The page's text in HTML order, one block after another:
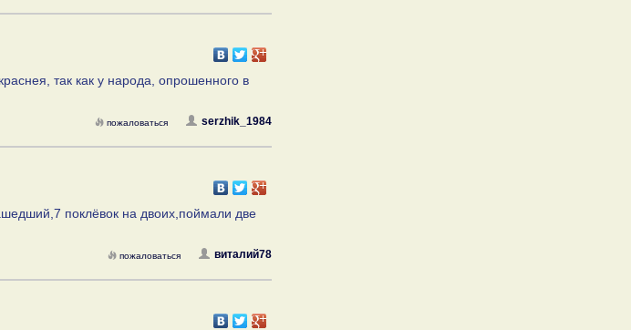
так как у народа, опрошенного в
serzhik_1984
пожаловаться
поклёвок на двоих,поймали две
виталий78
пожаловаться